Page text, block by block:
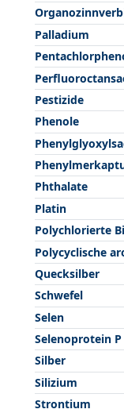
Palladium
Pestizide
Phenole
Phthalate
Platin
Polychlorierte
Polycyclische
Quecksilber
Schwefel
Selen
Selenoprotein P
Silber
Silizium
Strontium